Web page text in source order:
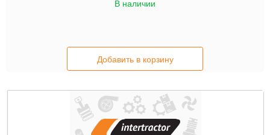
В наличии
Добавить в корзину